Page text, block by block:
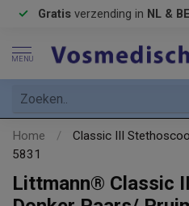
Gratis verzending in NL & BE
MENU
Home /
Classic III
5831
Littmann® Classic